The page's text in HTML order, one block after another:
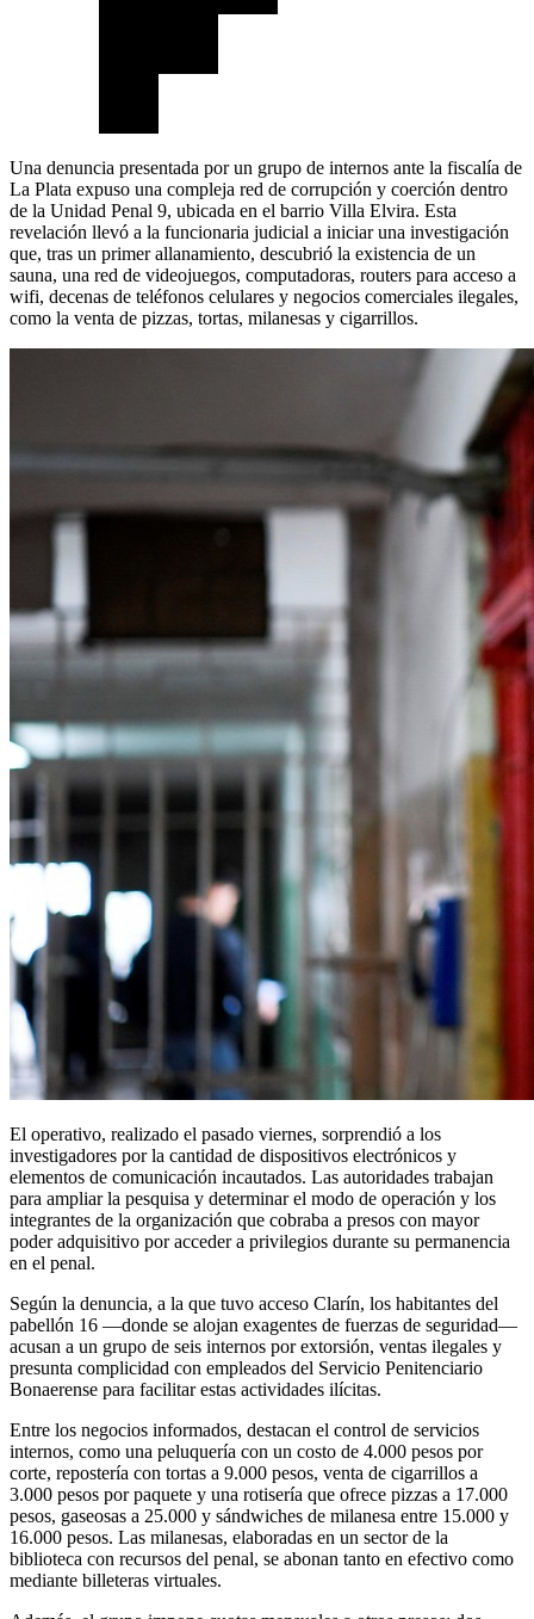
Una denuncia presentada por un grupo de internos ante la fiscalía de
La Plata expuso una compleja red de corrupción y coerción dentro
de la Unidad Penal 9, ubicada en el barrio Villa Elvira. Esta
revelación llevó a la funcionaria judicial a iniciar una investigación
que, tras un primer allanamiento, descubrió la existencia de un
sauna, una red de videojuegos, computadoras, routers para acceso a
wifi, decenas de teléfonos celulares y negocios comerciales ilegales,
como la venta de pizzas, tortas, milanesas y cigarrillos.
El operativo, realizado el pasado viernes, sorprendió a los
investigadores por la cantidad de dispositivos electrónicos y
elementos de comunicación incautados. Las autoridades trabajan
para ampliar la pesquisa y determinar el modo de operación y los
integrantes de la organización que cobraba a presos con mayor
poder adquisitivo por acceder a privilegios durante su permanencia
en el penal.
Según la denuncia, a la que tuvo acceso Clarín, los habitantes del
pabellón 16 —donde se alojan exagentes de fuerzas de seguridad—
acusan a un grupo de seis internos por extorsión, ventas ilegales y
presunta complicidad con empleados del Servicio Penitenciario
Bonaerense para facilitar estas actividades ilícitas.
Entre los negocios informados, destacan el control de servicios
internos, como una peluquería con un costo de 4.000 pesos por
corte, repostería con tortas a 9.000 pesos, venta de cigarrillos a
3.000 pesos por paquete y una rotisería que ofrece pizzas a 17.000
pesos, gaseosas a 25.000 y sándwiches de milanesa entre 15.000 y
16.000 pesos. Las milanesas, elaboradas en un sector de la
biblioteca con recursos del penal, se abonan tanto en efectivo como
mediante billeteras virtuales.